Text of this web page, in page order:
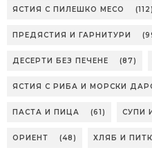
ЯСТИЯ С ПИЛЕШКО МЕСО (112)
ПРЕДЯСТИЯ И ГАРНИТУРИ
ДЕСЕРТИ БЕЗ ПЕЧЕНЕ (87)
ЯСТИЯ С РИБА И МОРСКИ
ПАСТА И ПИЦА (61) СУПИ
ОРИЕНТ (48) ХЛЯБ И